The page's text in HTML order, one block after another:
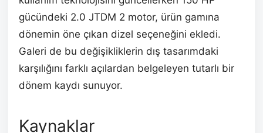
gücündeki 2.0 JTDM 2 motor, ürün gamına
dönemin öne çıkan dizel seçeneğini ekledi.
Galeri de bu değişikliklerin dış tasarımdaki
karşılığını farklı açılardan belgeleyen tutarlı bir
dönem kaydı sunuyor.
Kaynaklar